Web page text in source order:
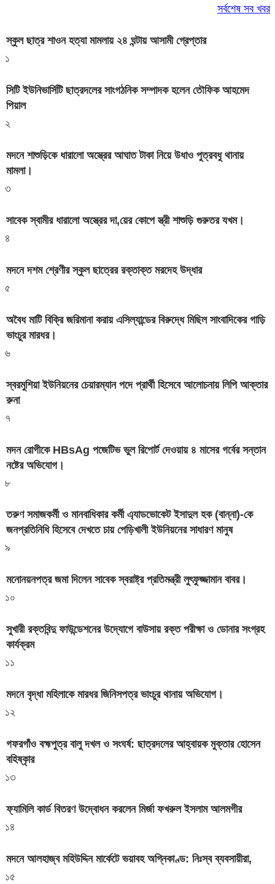
সর্বশেষ সব খবর
স্কুল ছাত্র শাওন হত্যা মামলায় ২৪ ঘন্টায় আসামী গ্রেপ্তার
১
সিটি ইউনিভার্সিটি ছাত্রদলের সাংগঠনিক সম্পাদক হলেন তৌফিক আহমেদ
পিয়াল
২
মদনে শাশুড়িকে ধারালো অস্ত্রের আঘাত টাকা নিয়ে উধাও পুত্রবধু থানায়
মামলা।
৩
সাবেক স্বামীর ধারালো অস্ত্রের দা,য়ের কোপে স্ত্রী শাশুড়ি গুরুতর যখম।
৪
মদনে দশম শ্রেণীর স্কুল ছাত্রের রক্তাক্ত মরদেহ উদ্ধার
৫
অবৈধ মাটি বিক্রি জরিমানা করায় এসিল্যান্ডের বিরুদ্ধে মিছিল সাংবাদিকের গাড়ি
ভাংচুর মারধর।
৬
স্বরমুশিয়া ইউনিয়নের চেয়ারম্যান পদে প্রার্থী হিসেবে আলোচনায় লিপি আক্তার
রুনা
৭
মদন রোগীকে HBsAg পজেটিভ ভুল রিপোর্ট দেওয়ায় ৪ মাসের গর্বের সন্তান
নষ্টের অভিযোগ।
৮
তরুণ সমাজকর্মী ও মানবাধিকার কর্মী এ্যাডভোকেট ইসাদুল হক (বান্না)-কে
জনপ্রতিনিধি হিসেবে দেখতে চায় পেড়িখালী ইউনিয়নের সাধারণ মানুষ
৯
মনোনয়নপত্র জমা দিলেন সাবেক স্বরাষ্ট্র প্রতিমন্ত্রী লুৎফুজ্জামান বাবর।
১০
সুখারী রক্তবিন্দু ফাউন্ডেশনের উদ্যোগে বাউসায় রক্ত পরীক্ষা ও ডোনার সংগ্রহ
কার্যক্রম
১১
মদনে বৃদ্ধা মহিলাকে মারধর জিনিসপত্র ভাংচুর থানায় অভিযোগ।
১২
গফরগাঁও বহ্মপুত্র বালু দখল ও সংঘর্ষ: ছাত্রদলের আহ্বায়ক মুক্তার হোসেন
বহিষ্কৃার
১৩
ফ্যামিলি কার্ড বিতরণ উদ্বোধন করলেন মির্জা ফখরুল ইসলাম আলমগীর
১৪
মদনে আলহাজ্ব মহিউদ্দিন মার্কেটে ভয়াবহ অগ্নিকাণ্ড: নিঃস্ব ব্যবসায়ীরা,
১৫